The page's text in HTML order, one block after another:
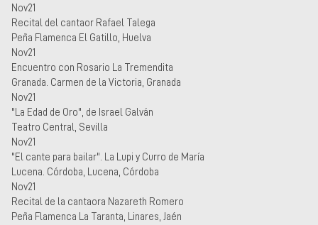
Nov21
Recital del cantaor Rafael Talega
Peña Flamenca El Gatillo, Huelva
Nov21
Encuentro con Rosario La Tremendita
Granada. Carmen de la Victoria, Granada
Nov21
"La Edad de Oro", de Israel Galván
Teatro Central, Sevilla
Nov21
"El cante para bailar". La Lupi y Curro de María
Lucena. Córdoba, Lucena, Córdoba
Nov21
Recital de la cantaora Nazareth Romero
Peña Flamenca La Taranta, Linares, Jaén